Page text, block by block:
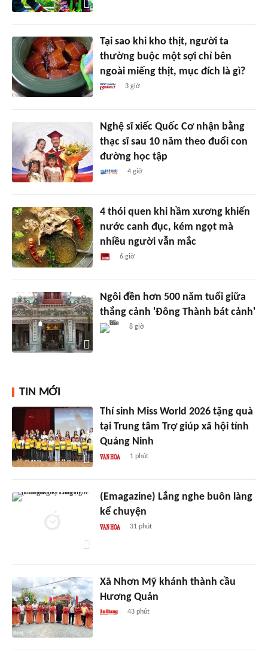
Tại sao khi kho thịt, người ta
thường buộc một sợi chỉ bên
ngoài miếng thịt, mục đích là gì?
3 giờ
Nghệ sĩ xiếc Quốc Cơ nhận bằng
thạc sĩ sau 10 năm theo đuổi con
đường học tập
4 giờ
4 thói quen khi hầm xương khiến
nước canh đục, kém ngọt mà
nhiều người vẫn mắc
6 giờ
Ngôi đền hơn 500 năm tuổi giữa
thắng cảnh 'Đông Thành bát cảnh'
8 giờ
TIN MỚI
Thí sinh Miss World 2026 tặng quà
tại Trung tâm Trợ giúp xã hội tỉnh
Quảng Ninh
1 phút
(Emagazine) Lắng nghe buôn làng
kể chuyện
31 phút
Xã Nhơn Mỹ khánh thành cầu
Hương Quản
43 phút